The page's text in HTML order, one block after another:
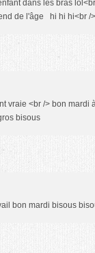
dans les bras
de l'âge hi hi hi<br /
vraie <br /> bon mardi
bisous
bon mardi bisous